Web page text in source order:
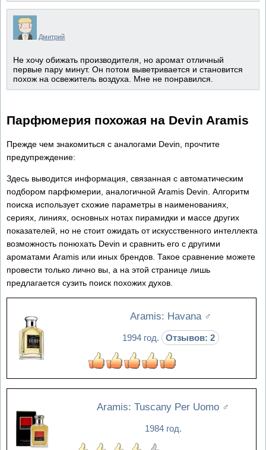
Дмитрий
Не хочу обижать производителя, но аромат отличный
первые пару минут. Он потом выветривается и становится
похож на освежитель воздуха. Мне не понравился.
Парфюмерия похожая на Devin Aramis
Прежде чем знакомиться с аналогами Devin, прочтите
предупреждение:
Здесь выводится информация, связанная с автоматическим
подбором парфюмерии, аналогичной Aramis Devin. Алгоритм
поиска использует схожие параметры в наименованиях,
сериях, линиях, основных нотах пирамидки и массе других
показателей, но не стоит ожидать от искусственного интеллекта
возможность понюхать Devin и сравнить его с другими
ароматами Aramis или иных брендов. Такое сравнение можете
провести только лично вы, а на этой странице лишь
предлагается сузить поиск похожих духов.
Aramis: Havana ♂
1994 год. Отзывов: 2
Aramis: Tuscany Per Uomo ♂
1984 год.